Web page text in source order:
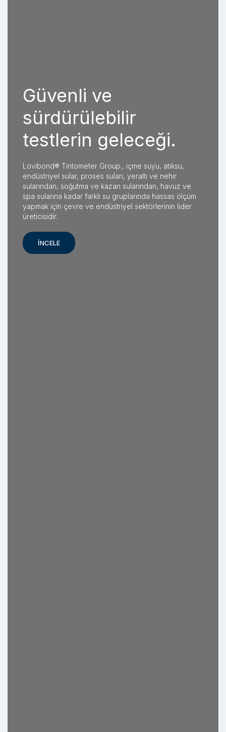
Güvenli ve
sürdürülebilir
testlerin geleceği.
Lovibond® Tintometer Group., içme suyu, atıksu,
endüstriyel sular, proses suları, yeraltı ve nehir
sularından, soğutma ve kazan sularından, havuz ve
spa sularına kadar farklı su gruplarında hassas ölçüm
yapmak için çevre ve endüstriyel sektörlerinin lider
üreticisidir.
İNCELE